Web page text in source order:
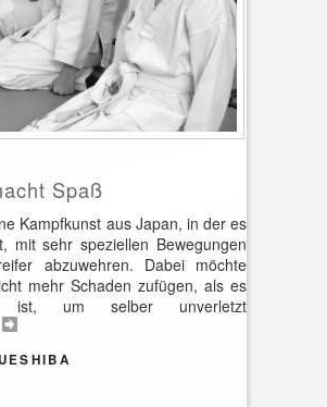
Spaß
Kampfkunst aus Japan, in der es
mit sehr speziellen Bewegungen
abzuwehren. Dabei möchte
mehr Schaden zufügen, als es
ist, um selber unverletzt